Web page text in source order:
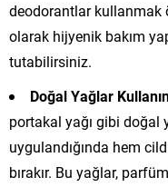
deodorantlar kullanmak
olarak hijyenik bakım
tutabilirsiniz.
Doğal Yağlar
portakal yağı gibi
uygulandığında hem
bırakır. Bu yağlar,